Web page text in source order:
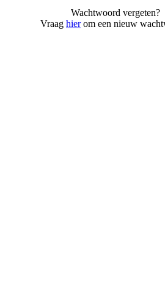
Wachtwoord vergeten?
Vraag hierom een nieuw